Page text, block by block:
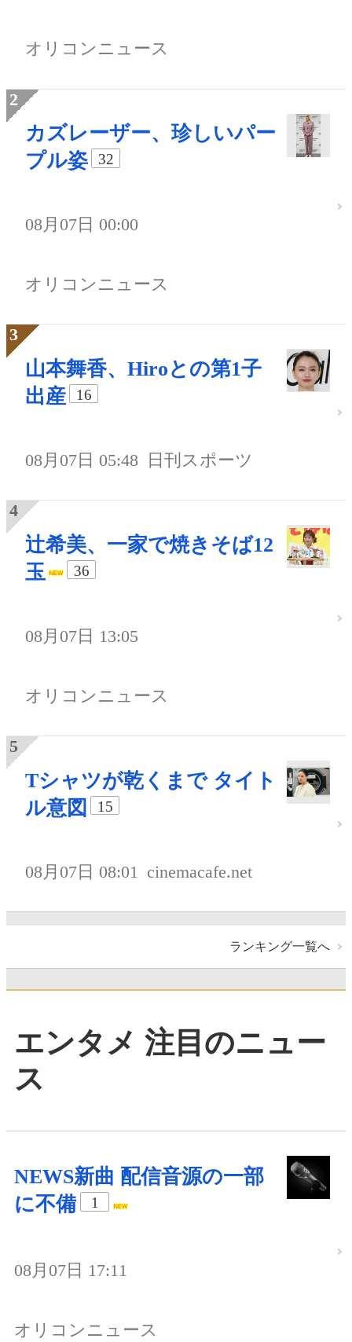
オリコンニュース
カズレーザー、珍しいパー
プル姿
32
08月07日 00:00
オリコンニュース
山本舞香、Hiroとの第1子
出産
16
08月07日 05:48 日刊スポーツ
辻希美、一家で焼きそば12
玉
36
08月07日 13:05
オリコンニュース
Tシャツが乾くまで タイト
ル意図
15
08月07日 08:01 cinemacafe.net
ランキング一覧へ
エンタメ 注目のニュー
ス
NEWS新曲 配信音源の一部
に不備
1
08月07日 17:11
オリコンニュース